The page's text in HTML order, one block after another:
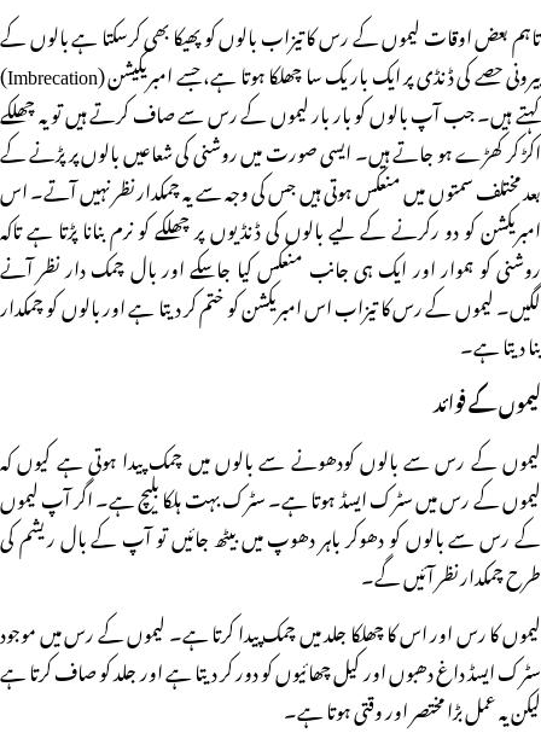
تاہم بعض اوقات لیموں کے رس کا تیزاب بالوں کو پھیکا بھی کرسکتا ہے بالوں کے
بیرونی حصے کی ڈنڈی پر ایک باریک سا چھلکا ہوتا ہے، جسے امبریکیشن (Imbrecation)
کہتے ہیں۔ جب آپ بالوں کو بار بار لیموں کے رس سے صاف کرتے ہیں تو یہ چھلکے
اکڑ کر کھڑے ہو جاتے ہیں۔ ایسی صورت میں روشنی کی شعاعیں بالوں پر پڑنے کے
بعد مختلف سمتوں میں منعکس ہوتی ہیں جس کی وجہ سے یہ چمکدار نظر نہیں آتے۔ اس
امبریکشن کو دو رکرنے کے لیے بالوں کی ڈنڈیوں پر چھلکے کو نرم بنانا پڑتا ہے تاکہ
روشنی کو ہموار اور ایک ہی جانب منعکس کیا جاسکے اور بال چمک دار نظر آنے
لگیں۔ لیموں کے رس کا تیزاب اس امبریکشن کو ختم کر دیتا ہے اور بالوں کو چمکدار
بنا دیتا ہے۔
لیموں کے فوائد
لیموں کے رس سے بالوں کودھونے سے بالوں میں چمک پیدا ہوتی ہے کیوں کہ
لیموں کے رس میں سٹرک ایسڈ ہوتا ہے۔ سٹرک بہت ہلکا بلیچ ہے۔ اگر آپ لیموں
کے رس سے بالوں کو دھوکر باہر دھوپ میں بیٹھ جائیں تو آپ کے بال ریشم کی
طرح چمکدار نظر آئیں گے۔
لیموں کا رس اور اس کا چھلکا جلد میں چمک پیدا کرتا ہے۔ لیموں کے رس میں موجود
سٹرک ایسڈ داغ دھبوں اور کیل چھائیوں کو دور کر دیتا ہے اور جلد کو صاف کرتا ہے
لیکن یہ عمل بڑا مختصر اور وقتی ہوتا ہے۔